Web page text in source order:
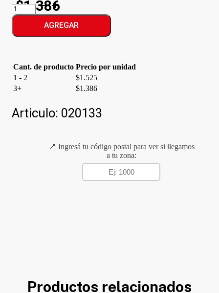
$1.386
TRIO
GALLETITAS
SCONS
AGREGAR
Cant. de producto Precio por unidad
1 - 2
$1.525
3+
$1.386
Articulo: 020133
📍 Ingresá tu código postal para ver si llegamos
a tu zona:
Productos relacionados